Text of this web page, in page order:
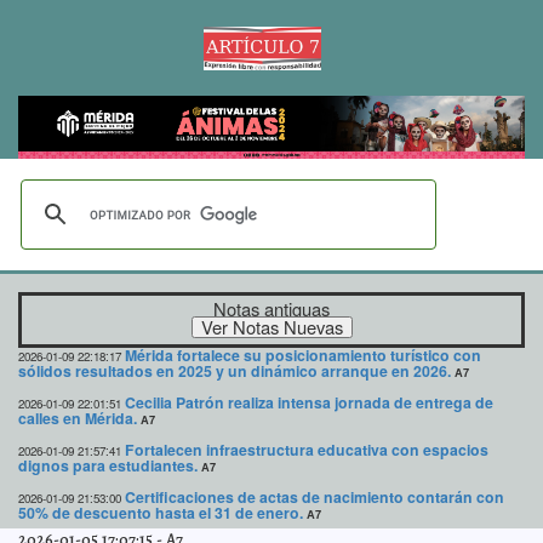
Notas antiguas
2026-01-09 22:18:17 Mérida fortalece su posicionamiento turístico con
sólidos resultados en 2025 y un dinámico arranque en 2026. A7
2026-01-09 22:01:51 Cecilia Patrón realiza intensa jornada de entrega de
calles en Mérida. A7
2026-01-09 21:57:41 Fortalecen infraestructura educativa con espacios
dignos para estudiantes. A7
2026-01-09 21:53:00 Certificaciones de actas de nacimiento contarán con
50% de descuento hasta el 31 de enero. A7